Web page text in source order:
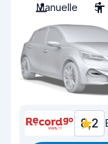
Manuelle
5
8,2